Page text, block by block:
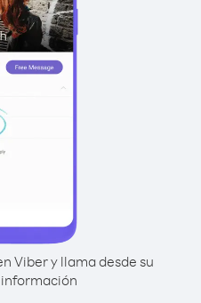
Viber y llama desde su